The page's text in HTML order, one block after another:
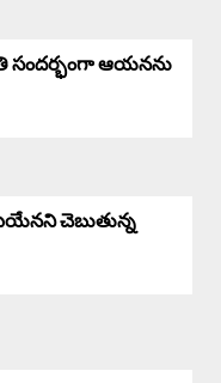
సందర్భంగా ఆయనను
చెబుతున్న